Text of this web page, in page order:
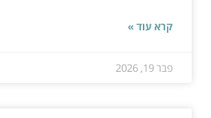
קרא עוד »
פבר 19, 2026